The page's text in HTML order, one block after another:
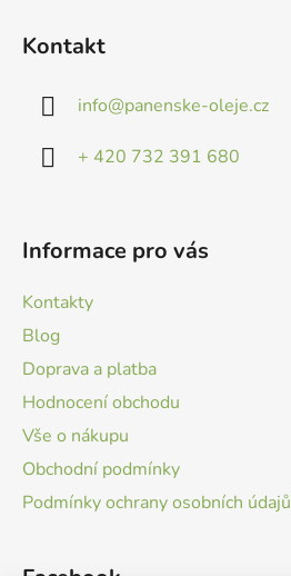
Kontakt
info@panenske-oleje.cz
+ 420 732 391 680
Informace pro vás
Kontakty
Blog
Doprava a platba
Hodnocení obchodu
Vše o nákupu
Obchodní podmínky
Podmínky ochrany osobních údajů